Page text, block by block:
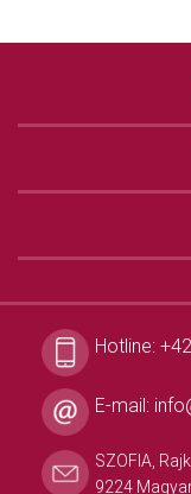
Hotline:
E-mail:
SZOFIA,
9224